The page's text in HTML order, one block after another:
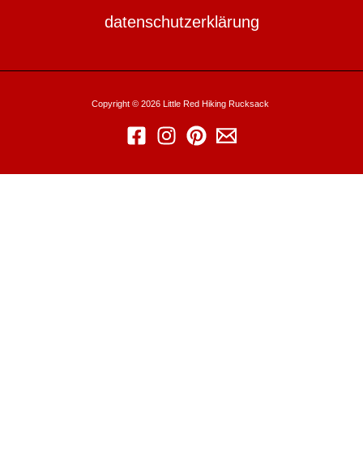
datenschutzerklärung
Copyright © 2026 Little Red Hiking Rucksack